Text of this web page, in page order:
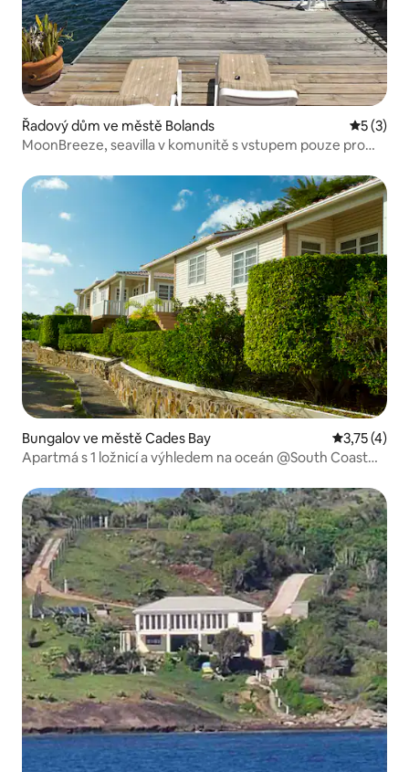
Řadový dům ve městě Bolands
5 (3)
MoonBreeze, seavilla v komunitě s vstupem pouze pro
Bungalov ve městě Cades Bay Průměrné
3,75 (4)
Apartmá s 1 ložnicí a výhledem na oceán @South Coast